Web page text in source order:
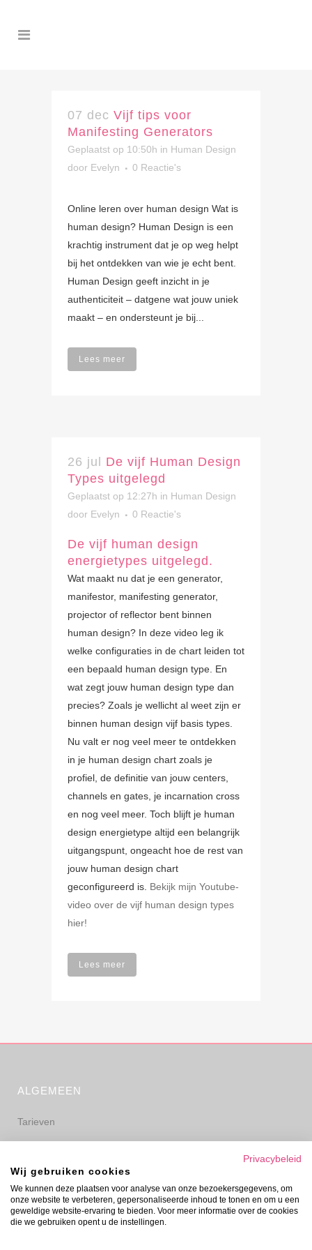
07 dec Vijf tips voor
Manifesting Generators
Geplaatst op 10:50h in Human Design
door Evelyn 0 Reactie's
Online leren over human design Wat is
human design? Human Design is een
krachtig instrument dat je op weg helpt
bij het ontdekken van wie je echt bent.
Human Design geeft inzicht in je
authenticiteit – datgene wat jouw uniek
maakt – en ondersteunt je bij...
Lees meer
26 jul
De vijf Human Design
Types uitgelegd
Geplaatst op 12:27h in Human Design
door Evelyn 0 Reactie's
De vijf human design
energietypes uitgelegd.
Wat maakt nu dat je een generator,
manifestor, manifesting generator,
projector of reflector bent binnen
human design? In deze video leg ik
welke configuraties in de chart leiden tot
een bepaald human design type. En
wat zegt jouw human design type dan
precies? Zoals je wellicht al weet zijn er
binnen human design vijf basis types.
Nu valt er nog veel meer te ontdekken
in je human design chart zoals je
profiel, de definitie van jouw centers,
channels en gates, je incarnation cross
en nog veel meer. Toch blijft je human
design energietype altijd een belangrijk
uitgangspunt, ongeacht hoe de rest van
jouw human design chart
geconfigureerd is. Bekijk mijn Youtube-
video over de vijf human design types
hier!
Lees meer
ALGEMEEN
Tarieven
Privacyverklaring
Disclaimer
Privacybeleid
Wij gebruiken cookies
We kunnen deze plaatsen voor analyse van onze bezoekersgegevens, om
onze website te verbeteren, gepersonaliseerde inhoud te tonen en om u een
geweldige website-ervaring te bieden. Voor meer informatie over de cookies
die we gebruiken opent u de instellingen.